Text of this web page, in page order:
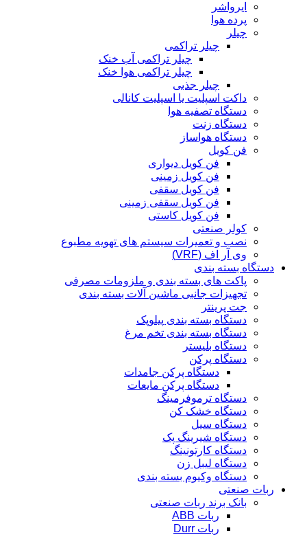
ایرواشر
پرده هوا
چیلر
چیلر تراکمی
چیلر تراکمی آب خنک
چیلر تراکمی هوا خنک
چیلر جذبی
داکت اسپلیت یا اسپلیت کانالی
دستگاه تصفیه هوا
دستگاه زنت
دستگاه هواساز
فن کویل
فن کویل دیواری
فن کویل زمینی
فن کویل سقفی
فن کویل سقفی زمینی
فن کویل کاستی
کولر صنعتی
نصب و تعمیرات سیستم های تهویه مطبوع
وی آر اف (VRF)
دستگاه بسته بندی
پاکت های بسته بندی و ملزومات مصرفی
تجهیزات جانبی ماشین آلات بسته بندی
جت پرینتر
دستگاه بسته بندی پیلوپک
دستگاه بسته بندی تخم مرغ
دستگاه بلیستر
دستگاه پرکن
دستگاه پرکن جامدات
دستگاه پرکن مایعات
دستگاه ترموفرمینگ
دستگاه خشک کن
دستگاه سیل
دستگاه شیرینگ پک
دستگاه کارتونینگ
دستگاه لیبل زن
دستگاه وکیوم بسته بندی
ربات صنعتی
بانک برند ربات صنعتی
ربات ABB
ربات Durr